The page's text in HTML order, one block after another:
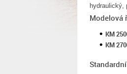
hydraulický,
Modelová
KM
KM